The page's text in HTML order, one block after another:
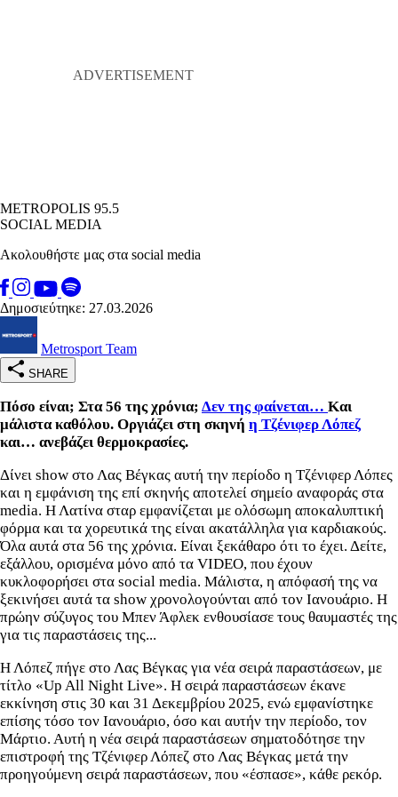
METROPOLIS 95.5
SOCIAL MEDIA
Ακολουθήστε μας στα social media
Δημοσιεύτηκε: 27.03.2026
Metrosport Team
SHARE
Πόσο είναι; Στα 56 της χρόνια; Δεν της φαίνεται… Και
μάλιστα καθόλου. Οργιάζει στη σκηνή η Τζένιφερ Λόπεζ
και… ανεβάζει θερμοκρασίες.
Δίνει show στο Λας Βέγκας αυτή την περίοδο η Τζένιφερ Λόπες
και η εμφάνιση της επί σκηνής αποτελεί σημείο αναφοράς στα
media. Η Λατίνα σταρ εμφανίζεται με ολόσωμη αποκαλυπτική
φόρμα και τα χορευτικά της είναι ακατάλληλα για καρδιακούς.
Όλα αυτά στα 56 της χρόνια. Είναι ξεκάθαρο ότι το έχει. Δείτε,
εξάλλου, ορισμένα μόνο από τα VIDEO, που έχουν
κυκλοφορήσει στα social media. Μάλιστα, η απόφασή της να
ξεκινήσει αυτά τα show χρονολογούνται από τον Ιανουάριο. Η
πρώην σύζυγος του Μπεν Άφλεκ ενθουσίασε τους θαυμαστές της
για τις παραστάσεις της...
Η Λόπεζ πήγε στο Λας Βέγκας για νέα σειρά παραστάσεων, με
τίτλο «Up All Night Live». Η σειρά παραστάσεων έκανε
εκκίνηση στις 30 και 31 Δεκεμβρίου 2025, ενώ εμφανίστηκε
επίσης τόσο τον Ιανουάριο, όσο και αυτήν την περίοδο, τον
Μάρτιο. Αυτή η νέα σειρά παραστάσεων σηματοδότησε την
επιστροφή της Τζένιφερ Λόπεζ στο Λας Βέγκας μετά την
προηγούμενη σειρά παραστάσεων, που «έσπασε», κάθε ρεκόρ.